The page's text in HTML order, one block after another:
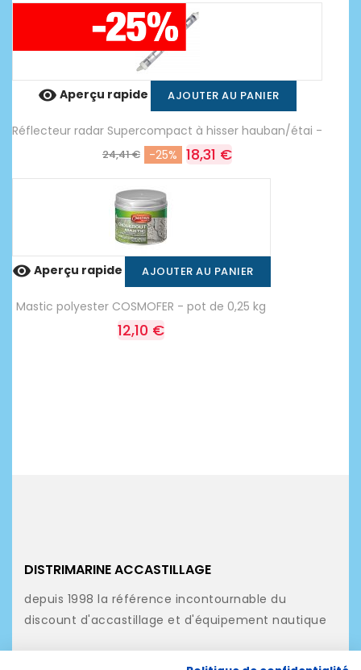
 Aperçu rapide AJOUTER AU PANIER
Réflecteur radar Supercompact à hisser hauban/étai -
24,41 € -25% 18,31 €
 Aperçu rapide AJOUTER AU PANIER
Mastic polyester COSMOFER - pot de 0,25 kg
12,10 €
DISTRIMARINE ACCASTILLAGE
depuis 1998 la référence incontournable du
discount d'accastillage et d'équipement nautique
NOS PRODUITS